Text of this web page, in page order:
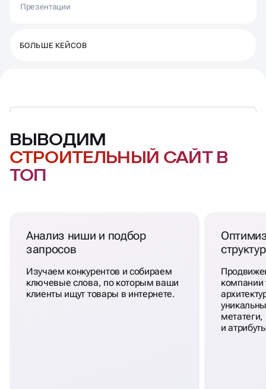
Презентации
БОЛЬШЕ КЕЙСОВ
ВЫВОДИМ
СТРОИТЕЛЬНЫЙ САЙТ В
ТОП
Анализ ниши и подбор
запросов
Изучаем конкурентов и собираем
ключевые слова, по которым ваши
клиенты ищут товары в интернете.
компании
и